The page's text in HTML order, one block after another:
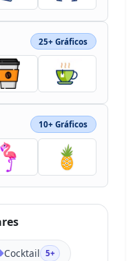
25+ Gráficos
10+ Gráficos
Cocktail 5+